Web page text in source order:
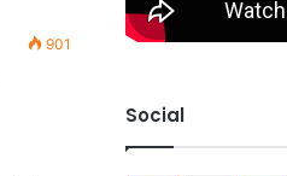
901
Social